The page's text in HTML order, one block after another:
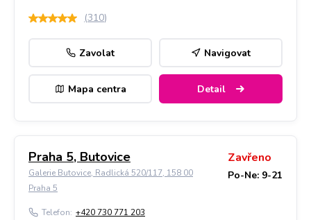
(310)
Zavolat Navigovat
Mapa centra Detail
Praha 5, Butovice
Galerie Butovice, Radlická 520/117, 158 00
Praha 5
Zavřeno
Po-Ne: 9-21
Telefon: +420 730 771 203